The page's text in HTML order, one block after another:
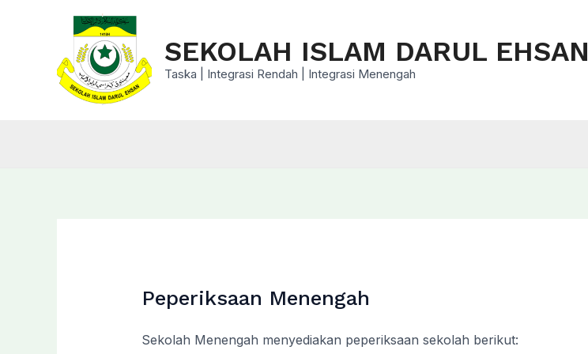
SEKOLAH ISLAM DARUL EHSAN
Taska | Integrasi Rendah | Integrasi Menengah
Peperiksaan Menengah
Sekolah Menengah menyediakan peperiksaan sekolah berikut: